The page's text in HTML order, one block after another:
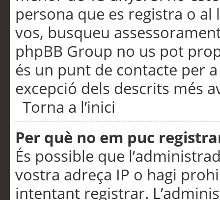
persona que es registra o
vos, busqueu
phpBB Group no us pot
és un punt de contacte per
excepció dels descrits més
Torna a l’inici
Per què no em puc
És possible que
vostra adreça IP o hagi
intentant registrar.